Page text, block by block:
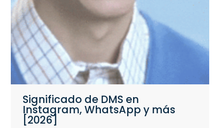
Significado de DMS en
Instagram, WhatsApp y más
[2026]